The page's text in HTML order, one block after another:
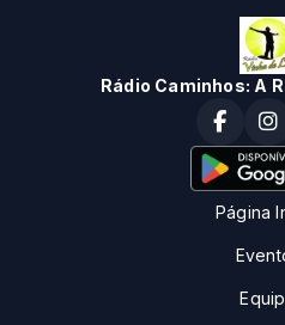
Rádio Caminhos: A
Página